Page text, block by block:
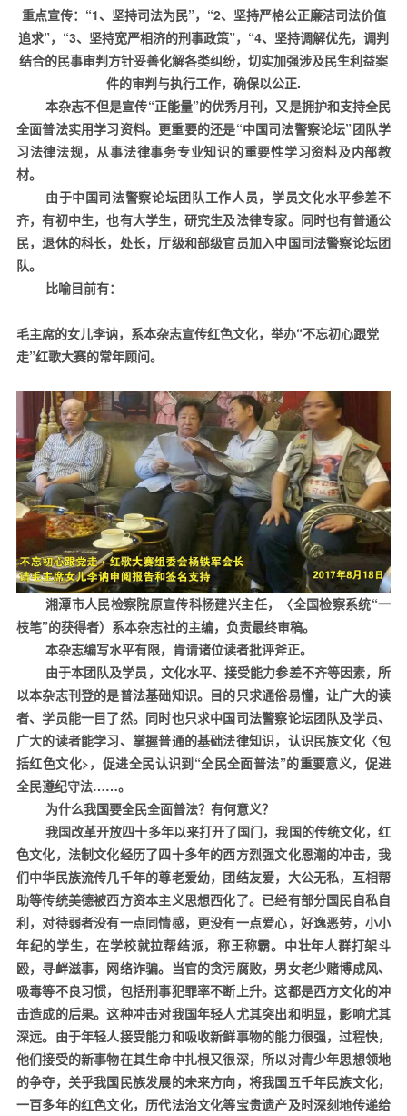
重点宣传：“1、坚持司法为民”，“2、坚持严格公正廉洁司法价值
追求”，“3、坚持宽严相济的刑事政策”，“4、坚持调解优先，调判
结合的民事审判方针妥善化解各类纠纷，切实加强涉及民生利益案
件的审判与执行工作，确保以公正.
本杂志不但是宣传“正能量”的优秀月刊，又是拥护和支持全民
全面普法实用学习资料。更重要的还是“中国司法警察论坛”团队学
习法律法规，从事法律事务专业知识的重要性学习资料及内部教
材。
由于中国司法警察论坛团队工作人员，学员文化水平参差不
齐，有初中生，也有大学生，研究生及法律专家。同时也有普通公
民，退休的科长，处长，厅级和部级官员加入中国司法警察论坛团
队。
比喻目前有：
毛主席的女儿李讷，系本杂志宣传红色文化，举办“不忘初心跟党
走”红歌大赛的常年顾问。
湘潭市人民检察院原宣传科杨建兴主任，〈全国检察系统“一
枝笔”的获得者）系本杂志社的主编，负责最终审稿。
本杂志编写水平有限，肯请诸位读者批评斧正。
由于本团队及学员，文化水平、接受能力参差不齐等因素，所
以本杂志刊登的是普法基础知识。目的只求通俗易懂，让广大的读
者、学员能一目了然。同时也只求中国司法警察论坛团队及学员、
广大的读者能学习、掌握普通的基础法律知识，认识民族文化〈包
括红色文化>，促进全民认识到“全民全面普法”的重要意义，促进
全民遵纪守法……。
为什么我国要全民全面普法？有何意义？
我国改革开放四十多年以来打开了国门，我国的传统文化，红
色文化，法制文化经历了四十多年的西方烈强文化恩潮的冲击，我
们中华民族流传几千年的尊老爱幼，团结友爱，大公无私，互相帮
助等传统美德被西方资本主义思想西化了。已经有部分国民自私自
利，对待弱者没有一点同情感，更没有一点爱心，好逸恶劳，小小
年纪的学生，在学校就拉帮结派，称王称霸。中壮年人群打架斗
殴，寻衅滋事，网络诈骗。当官的贪污腐败，男女老少赌博成风、
吸毒等不良习惯，包括刑事犯罪率不断上升。这都是西方文化的冲
击造成的后果。这种冲击对我国年轻人尤其突出和明显，影响尤其
深远。由于年轻人接受能力和吸收新鲜事物的能力很强，过程快，
他们接受的新事物在其生命中扎根又很深，所以对青少年思想领地
的争夺，关乎我国民族发展的未来方向，将我国五千年民族文化，
一百多年的红色文化，历代法治文化等宝贵遗产及时深刻地传递给